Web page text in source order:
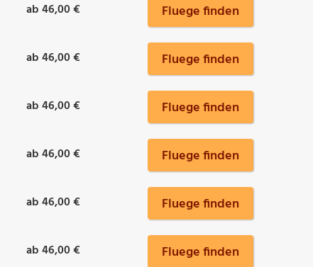
ab 46,00 € Fluege finden
ab 46,00 € Fluege finden
ab 46,00 € Fluege finden
ab 46,00 € Fluege finden
ab 46,00 € Fluege finden
ab 46,00 € Fluege finden